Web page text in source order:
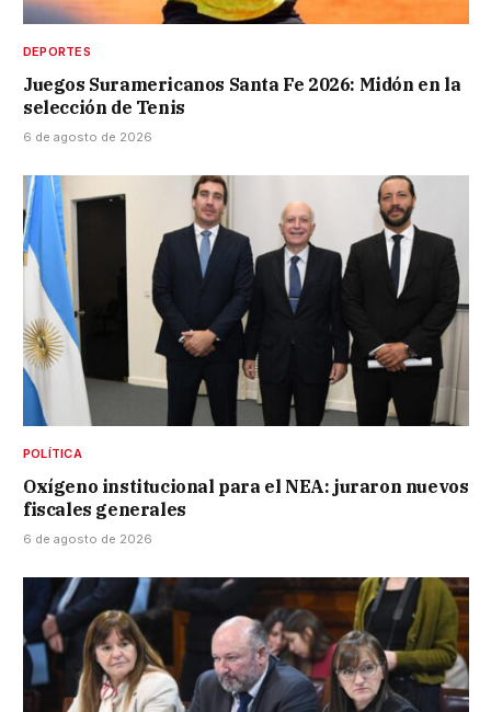
DEPORTES
Juegos Suramericanos Santa Fe 2026: Midón en la
selección de Tenis
6 de agosto de 2026
POLÍTICA
Oxígeno institucional para el NEA: juraron nuevos
fiscales generales
6 de agosto de 2026